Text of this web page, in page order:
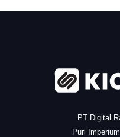
PT Digital
Puri